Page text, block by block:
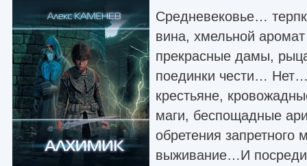
Средневековье…
вина, хмельной
прекрасные дамы,
поединки чести…
крестьяне,
маги, беспощадные
обретения запретного
выживание…И посреди